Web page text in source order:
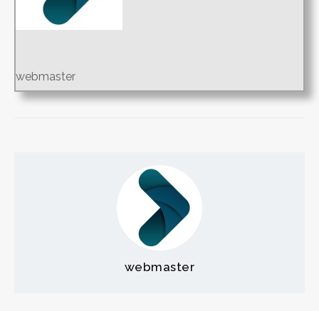
webmaster
webmaster